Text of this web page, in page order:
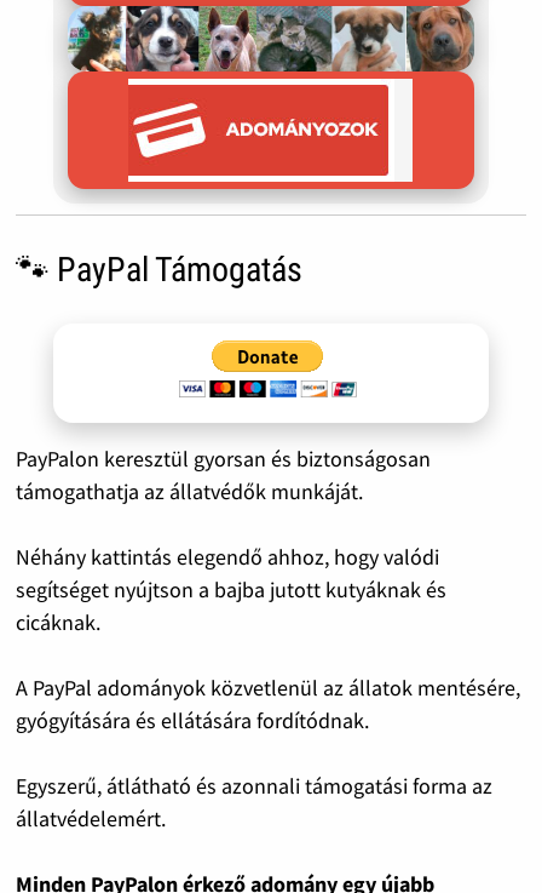
🐾 PayPal Támogatás
PayPalon keresztül gyorsan és biztonságosan
támogathatja az állatvédők munkáját.
Néhány kattintás elegendő ahhoz, hogy valódi
segítséget nyújtson a bajba jutott kutyáknak és
cicáknak.
A PayPal adományok közvetlenül az állatok mentésére,
gyógyítására és ellátására fordítódnak.
Egyszerű, átlátható és azonnali támogatási forma az
állatvédelemért.
Minden PayPalon érkező adomány egy újabb